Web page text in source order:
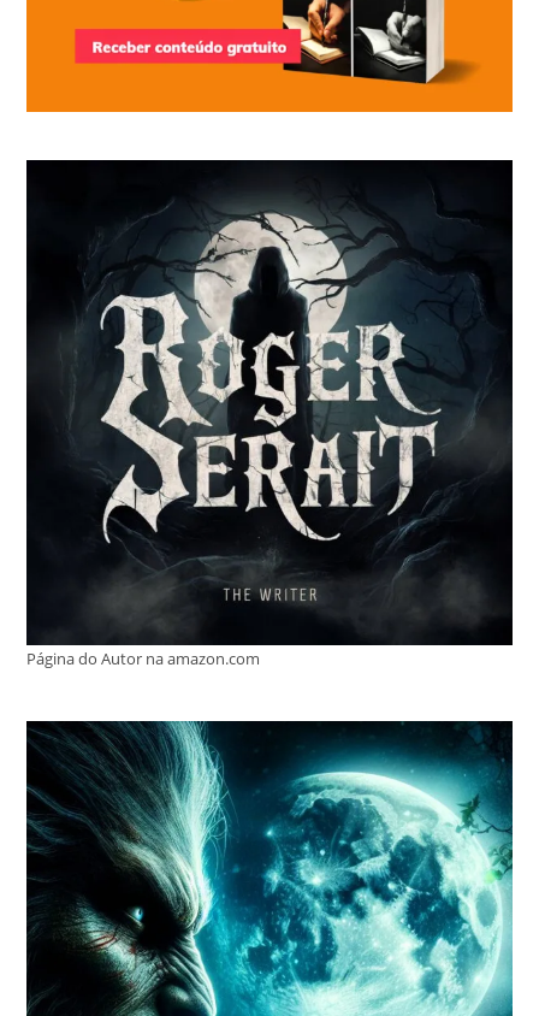
Página do Autor na amazon.com